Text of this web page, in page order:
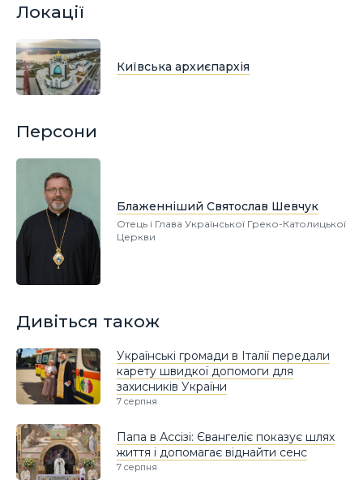
Локації
Київська архиєпархія
Персони
Блаженніший Святослав Шевчук
Отець і Глава Української Греко-Католицької
Церкви
Дивіться також
Українські громади в Італії передали
карету швидкої допомоги для
захисників України
7 серпня
Папа в Ассізі: Євангеліє показує шлях
життя і допомагає віднайти сенс
7 серпня